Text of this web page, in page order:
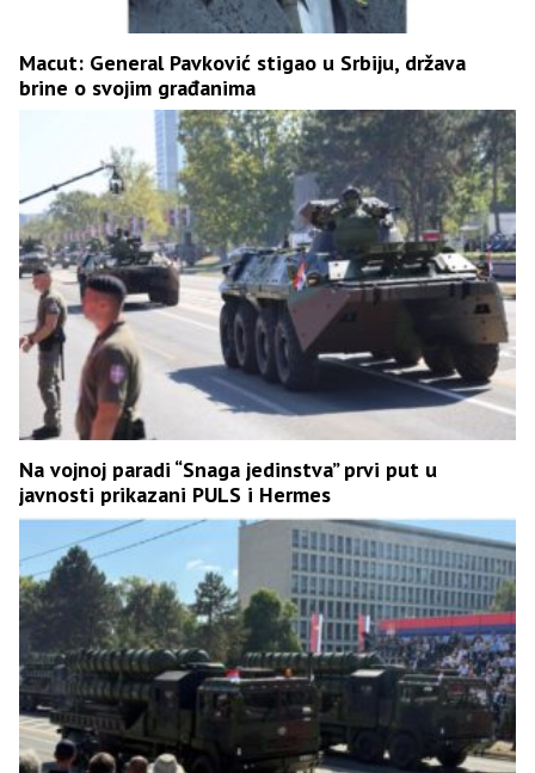
Macut: General Pavković stigao u Srbiju, država
brine o svojim građanima
Na vojnoj paradi “Snaga jedinstva” prvi put u
javnosti prikazani PULS i Hermes